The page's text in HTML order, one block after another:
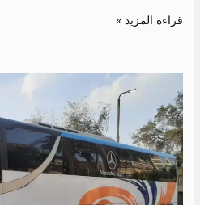
قراءة المزيد »
اتوبيس
الى
الساحل
الشمالي